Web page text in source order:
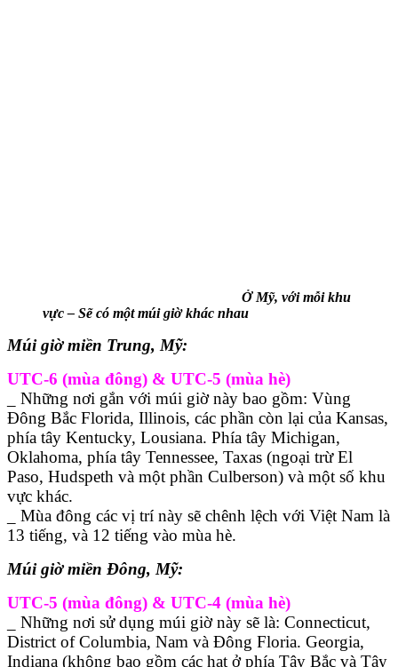
Ở Mỹ, với mỗi khu
vực – Sẽ có một múi giờ khác nhau
Múi giờ miền Trung, Mỹ:
UTC-6 (mùa đông) & UTC-5 (mùa hè)
_ Những nơi gắn với múi giờ này bao gồm: Vùng
Đông Bắc Florida, Illinois, các phần còn lại của Kansas,
phía tây Kentucky, Lousiana. Phía tây Michigan,
Oklahoma, phía tây Tennessee, Taxas (ngoại trừ El
Paso, Hudspeth và một phần Culberson) và một số khu
vực khác.
_ Mùa đông các vị trí này sẽ chênh lệch với Việt Nam là
13 tiếng, và 12 tiếng vào mùa hè.
Múi giờ miền Đông, Mỹ:
UTC-5 (mùa đông) & UTC-4 (mùa hè)
_ Những nơi sử dụng múi giờ này sẽ là: Connecticut,
District of Columbia, Nam và Đông Floria. Georgia,
Indiana (không bao gồm các hạt ở phía Tây Bắc và Tây